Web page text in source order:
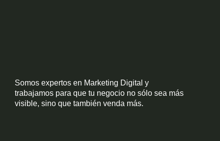
Somos expertos en Marketing Digital y
trabajamos para que tu negocio no sólo sea más
visible, sino que también venda más.